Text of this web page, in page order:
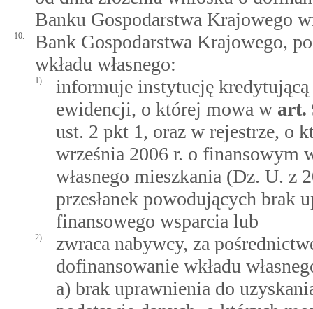
Banku Gospodarstwa Krajowego
10.
Bank Gospodarstwa Krajowego,
wkładu własnego:
1)
informuje instytucję
ewidencji, o której mowa w art.
ust. 2 pkt 1, oraz w rejestrze, o
września 2006 r. o finansowym
własnego mieszkania (Dz. U. z
przesłanek powodujących brak
finansowego wsparcia lub
2)
zwraca nabywcy, za
dofinansowanie wkładu
a) brak uprawnienia do